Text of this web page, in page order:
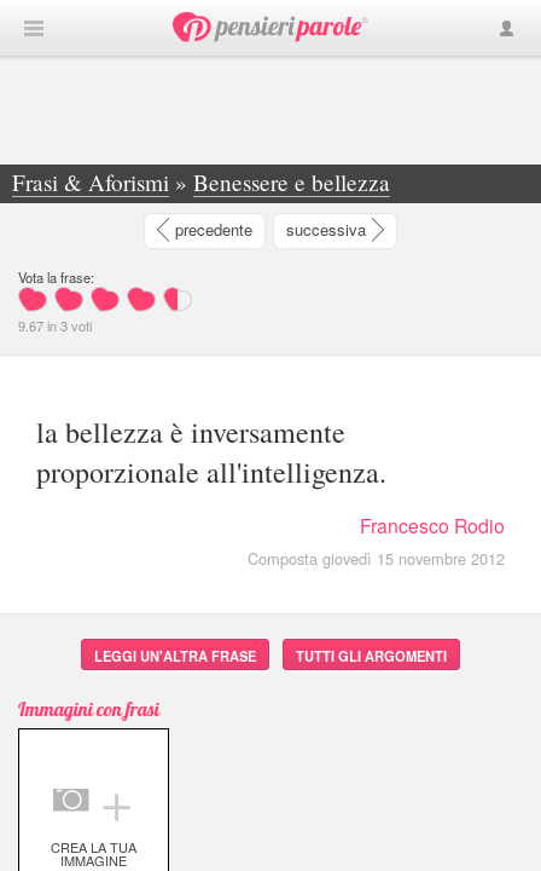
Frasi & Aforismi » Benessere e bellezza
»la bellezza è inversamente proporzionale all... - Francesco Rodio
precedente successiva
Vota la frase:
9.67in3voti
la bellezza è inversamente
proporzionale all'intelligenza.
Francesco Rodio
Composta giovedì 15 novembre 2012
LEGGI UN'ALTRA FRASE TUTTI GLI ARGOMENTI
Immagini con frasi
＋
CREA LA TUA
IMMAGINE